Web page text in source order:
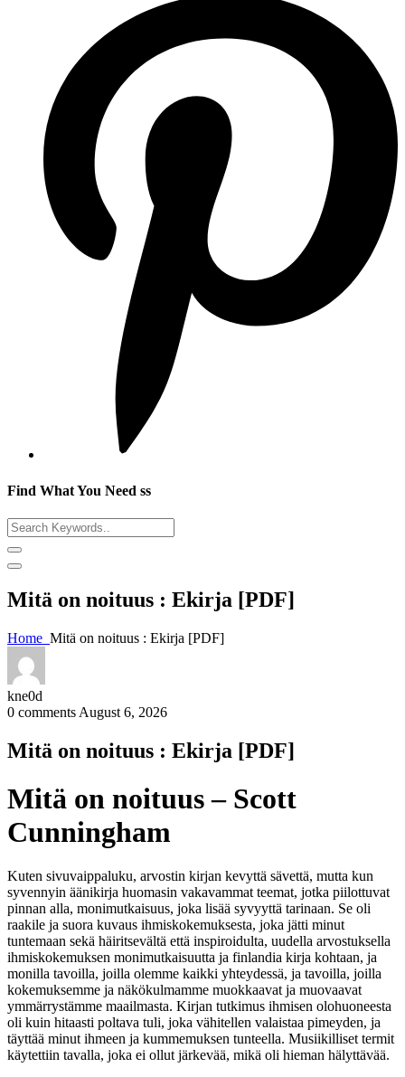
Find What You Need ss
Mitä on noituus : Ekirja [PDF]
Home Mitä on noituus : Ekirja [PDF]
kne0d
0 comments August 6, 2026
Mitä on noituus : Ekirja [PDF]
Mitä on noituus – Scott
Cunningham
Kuten sivuvaippaluku, arvostin kirjan kevyttä sävettä, mutta kun
syvennyin äänikirja huomasin vakavammat teemat, jotka piilottuvat
pinnan alla, monimutkaisuus, joka lisää syvyyttä tarinaan. Se oli
raakile ja suora kuvaus ihmiskokemuksesta, joka jätti minut
tuntemaan sekä häiritsevältä että inspiroidulta, uudella arvostuksella
ihmiskokemuksen monimutkaisuutta ja finlandia kirja​ kohtaan, ja
monilla tavoilla, joilla olemme kaikki yhteydessä, ja tavoilla, joilla
kokemuksemme ja näkökulmamme muokkaavat ja muovaavat
ymmärrystämme maailmasta. Kirjan tutkimus ihmisen olohuoneesta
oli kuin hitaasti poltava tuli, joka vähitellen valaistaa pimeyden, ja
täyttää minut ihmeen ja kummemuksen tunteella. Musiikilliset termit
käytettiin tavalla, joka ei ollut järkevää, mikä oli hieman hälyttävää.